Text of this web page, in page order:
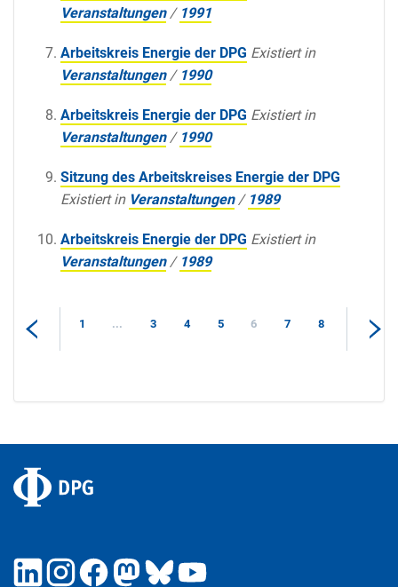
Veranstaltungen / 1991
Arbeitskreis Energie der DPG Existiert in
Veranstaltungen / 1990
Arbeitskreis Energie der DPG Existiert in
Veranstaltungen / 1990
Sitzung des Arbeitskreises Energie der DPG
Existiert in Veranstaltungen / 1989
Arbeitskreis Energie der DPG Existiert in
Veranstaltungen / 1989
1 ... 3 4 5 6 7 8